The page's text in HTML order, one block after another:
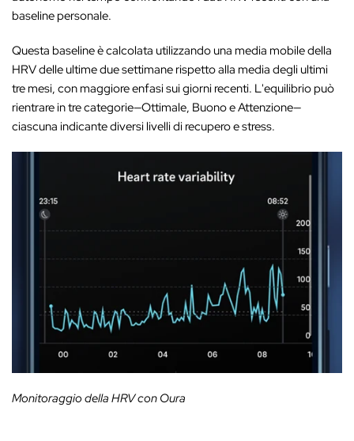
baseline personale.
Questa baseline è calcolata utilizzando una media mobile della
HRV delle ultime due settimane rispetto alla media degli ultimi
tre mesi, con maggiore enfasi sui giorni recenti. L'equilibrio può
rientrare in tre categorie—Ottimale, Buono e Attenzione—
ciascuna indicante diversi livelli di recupero e stress.
Monitoraggio della HRV con Oura